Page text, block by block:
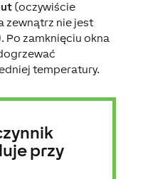
(oczywiście
zewnątrz nie jest
Po zamknięciu okna
temperatury.
przy